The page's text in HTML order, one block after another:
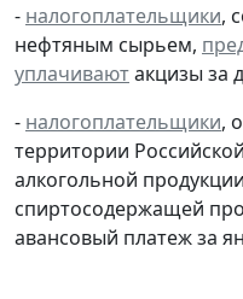
- налогоплательщики,
нефтяным сырьем,
уплачиваютакцизы за
- налогоплательщики,
территории
алкогольной
спиртосодержащей
авансовый платеж за